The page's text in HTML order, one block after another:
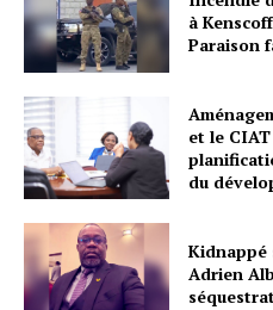
à
Paraison
et le
du
Kidnappé
Adrien